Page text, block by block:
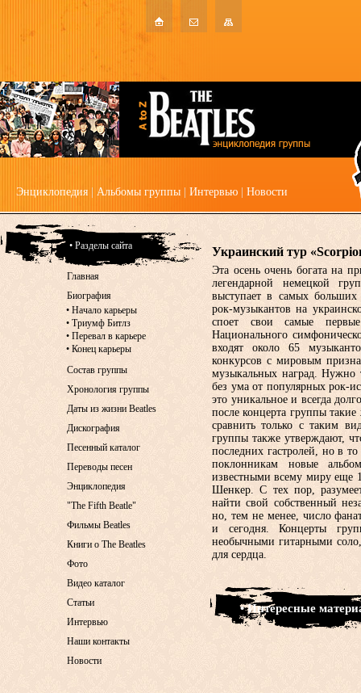
Энциклопедия Альбомы группы Интервью Новости
Украинский тур
Эта осень очень богата на
легендарной немецкой
выступает в самых
рок-музыкантов на
споет свои самые
Национального
входят около 65
конкурсов с мировым
музыкальных наград. Нужно
без ума от популярных рок-
это уникальное и всегда
после концерта группы
сравнить только с таким
группы также утверждают,
последних гастролей, но в
поклонникам новые
известными всему миру еще
Шенкер. С тех пор,
найти свой собственный
но, тем не менее, число
и сегодня. Концерты
необычными гитарными
для сердца.
• Интересные
• Разделы сайта
Главная
Биография
• Начало карьеры
• Триумф Битлз
• Перевал в карьере
• Конец карьеры
Состав группы
Хронология группы
Даты из жизни Beatles
Дискография
Песенный каталог
Переводы песен
Энциклопедия
"The Fifth Beatle"
Фильмы Beatles
Книги о The Beatles
Фото
Видео каталог
Статьи
Интервью
Наши контакты
Новости